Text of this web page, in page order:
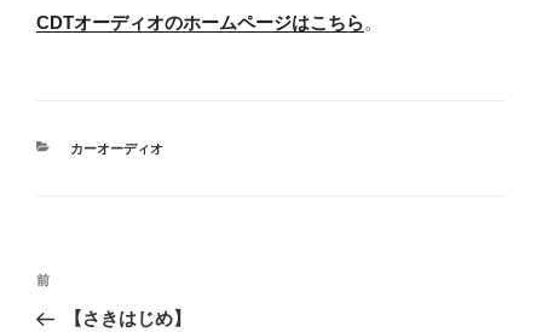
CDTオーディオのホームページはこちら。
カ
カーオーディオ
投
過
去
前
【さきはじめ】